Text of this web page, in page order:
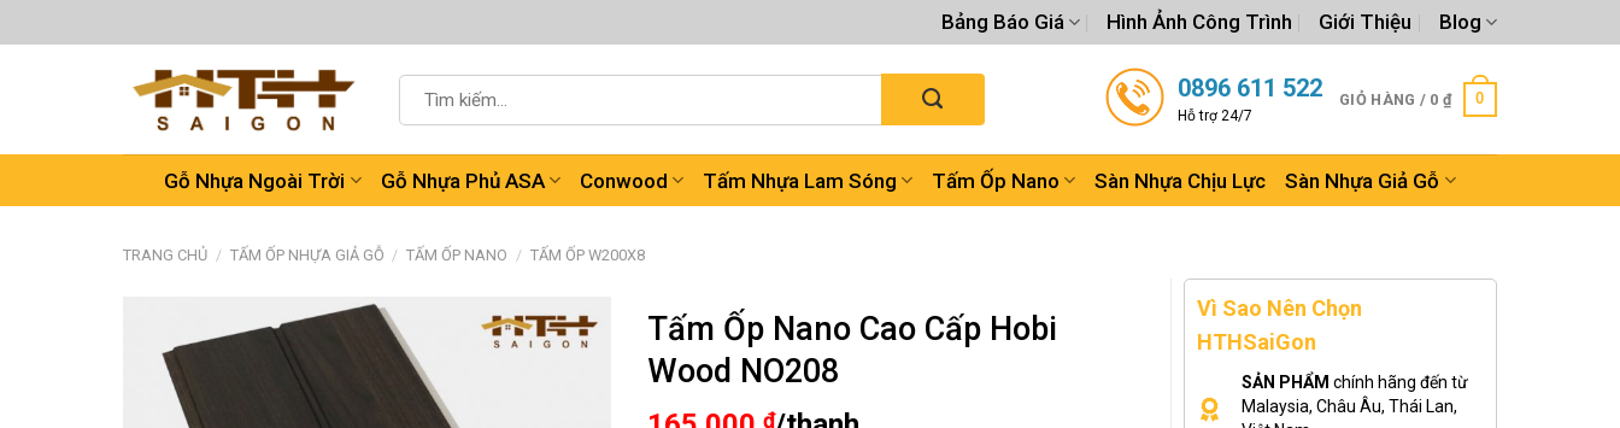
đến
Bảng Báo Giá Hình Ảnh Công Trình Giới Thiệu Blog
kiếm:
0896 611 522
Hỗ trợ 24/7
GIỎ HÀNG / 0 ₫ 0
Gỗ Nhựa Ngoài Trời Gỗ Nhựa Phủ ASA Conwood Tấm Nhựa Lam Sóng Tấm Ốp Nano Sàn Nhựa Chịu Lực Sàn Nhựa Giả Gỗ
TRANG CHỦ / TẤM ỐP NHỰA GIẢ GỖ / TẤM ỐP NANO / TẤM ỐP W200X8
Vì Sao Nên Chọn
HTHSaiGon
SẢN PHẨM chính hãng đến từ
Malaysia, Châu Âu, Thái Lan,
Tấm Ốp Nano Cao Cấp Hobi
Wood NO208
₫